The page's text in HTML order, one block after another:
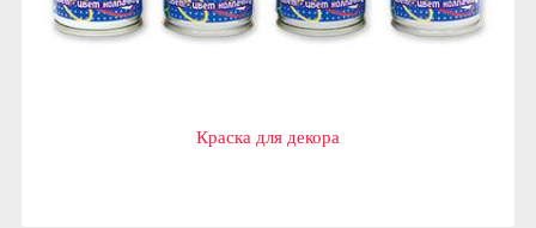
Краска для декора